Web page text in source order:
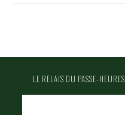
LE RELAIS DU PASSE-HEURES